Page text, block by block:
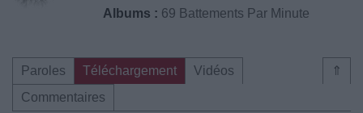
Albums : 69 Battements Par Minute
⇑
Paroles Téléchargement
Vidéos
Commentaires